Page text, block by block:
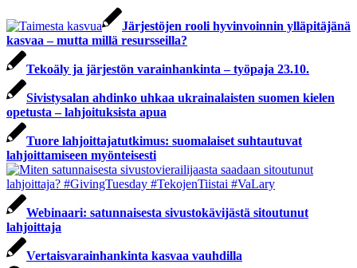
Järjestöjen rooli hyvinvoinnin ylläpitäjänä
kasvaa – mutta millä resursseilla?
Tekoäly ja järjestön varainhankinta – työpaja 23.10.
Sivistysalan ahdinko uhkaa ukrainalaisten suomen kielen
opetusta – lahjoituksista apua
Tuore lahjoittajatutkimus: suomalaiset suhtautuvat
lahjoittamiseen myönteisesti
Webinaari: satunnaisesta sivustokävijästä sitoutunut
lahjoittaja
Vertaisvarainhankinta kasvaa vauhdilla